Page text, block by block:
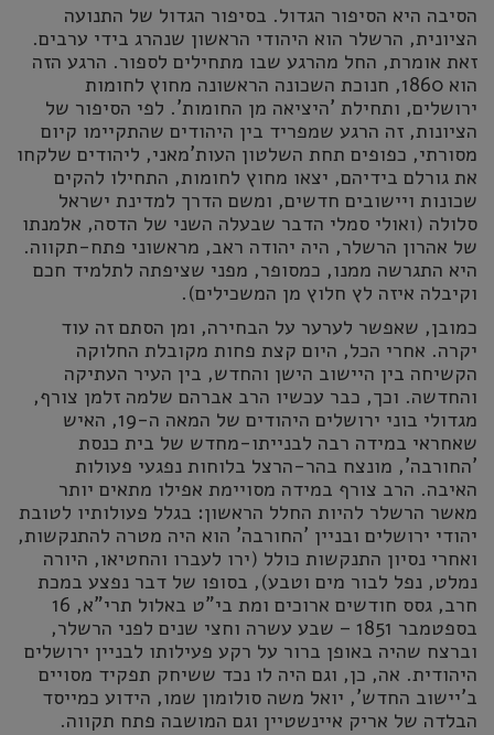
הסיבה היא הסיפור הגדול. בסיפור הגדול של התנועה
הציונית, הרשלר הוא היהודי הראשון שנהרג בידי ערבים.
זאת אומרת, החל מהרגע שבו מתחילים לספור. הרגע הזה
הוא 1860, חנוכת השכונה הראשונה מחוץ לחומות
ירושלים, ותחילת 'היציאה מן החומות'. לפי הסיפור של
הציונות, זה הרגע שמפריד בין היהודים שהתקיימו קיום
מסורתי, כפופים תחת השלטון העות'מאני, ליהודים שלקחו
את גורלם בידיהם, יצאו מחוץ לחומות, התחילו להקים
שכונות ויישובים חדשים, ומשם הדרך למדינת ישראל
סלולה (ואולי סמלי הדבר שבעלה השני של הדסה, אלמנתו
של אהרון הרשלר, היה יהודה ראב, מראשוני פתח-תקווה.
היא התגרשה ממנו, כמסופר, מפני שציפתה לתלמיד חכם
וקיבלה איזה לץ חלוץ מן המשכילים).
כמובן, שאפשר לערער על הבחירה, ומן הסתם זה עוד
יקרה. אחרי הכל, היום קצת פחות מקובלת החלוקה
הקשיחה בין היישוב הישן והחדש, בין העיר העתיקה
והחדשה. וכך, כבר עכשיו הרב אברהם שלמה זלמן צורף,
מגדולי בוני ירושלים היהודים של המאה ה-19, האיש
שאחראי במידה רבה לבנייתו-מחדש של בית כנסת
'החורבה', מונצח בהר-הרצל בלוחות נפגעי פעולות
האיבה. הרב צורף במידה מסויימת אפילו מתאים יותר
מאשר הרשלר להיות החלל הראשון: בגלל פעולותיו לטובת
יהודי ירושלים ובניין 'החורבה' הוא היה מטרה להתנקשות,
ואחרי נסיון התנקשות כולל (ירו לעברו והחטיאו, היורה
נמלט, נפל לבור מים וטבע), בסופו של דבר נפצע במכת
חרב, גסס חודשים ארוכים ומת בי"ט באלול תרי"א, 16
בספטמבר 1851 – שבע עשרה וחצי שנים לפני הרשלר,
וברצח שהיה באופן ברור על רקע פעילותו לבניין ירושלים
היהודית. אה, כן, וגם היה לו נכד ששיחק תפקיד מסויים
ב'יישוב החדש', יואל משה סולומון שמו, הידוע כמייסד
הבלדה של אריק איינשטיין וגם המושבה פתח תקווה.